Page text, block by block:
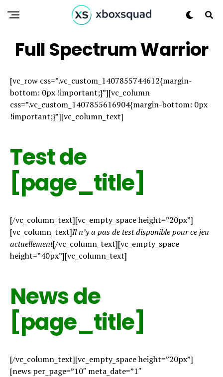
Full Spectrum Warrior
[vc_row css=”.vc_custom_1407855744612{margin-
bottom: 0px !important;}”][vc_column
css=”.vc_custom_1407855616904{margin-bottom: 0px
!important;}”][vc_column_text]
Test de
[page_title]
[/vc_column_text][vc_empty_space height=”20px”]
[vc_column_text]Il n’y a pas de test disponible pour ce jeu
actuellement[/vc_column_text][vc_empty_space
height=”40px”][vc_column_text]
News de
[page_title]
[/vc_column_text][vc_empty_space height=”20px”]
[news per_page=”10″ meta_date=”1″